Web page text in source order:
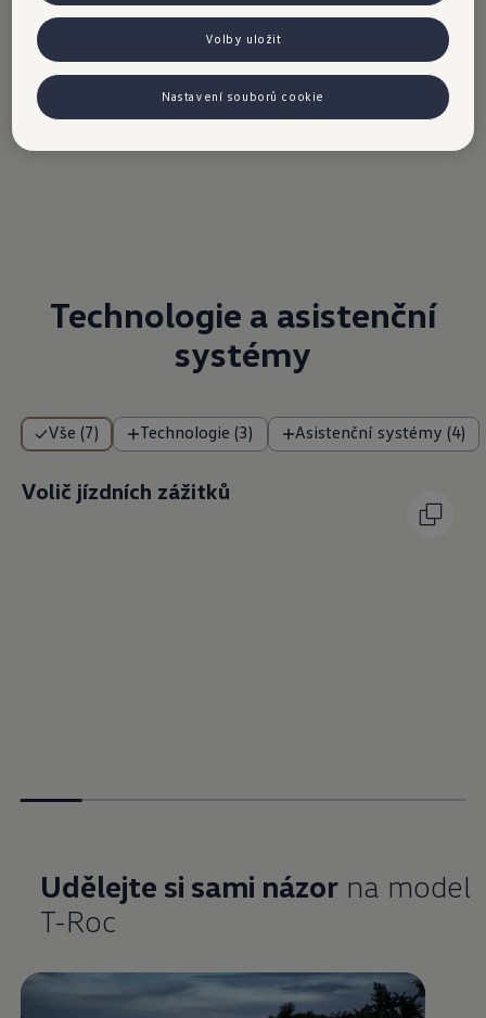
Technologie a asistenční
systémy
Vše (7) Technologie (3) Asistenční systémy (4)
Volič jízdních zážitků
Udělejte si sami názor na model
T-Roc
Volby uložit
Nastavení souborů cookie